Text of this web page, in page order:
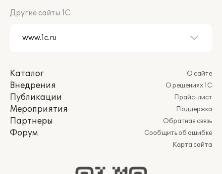
Другие сайты 1С
Каталог
Внедрения
Публикации
Мероприятия
Партнеры
Форум
О сайте
О решениях 1С
Прайс-лист
Поддержка
Обратная связь
Сообщить об ошибке
Карта сайта